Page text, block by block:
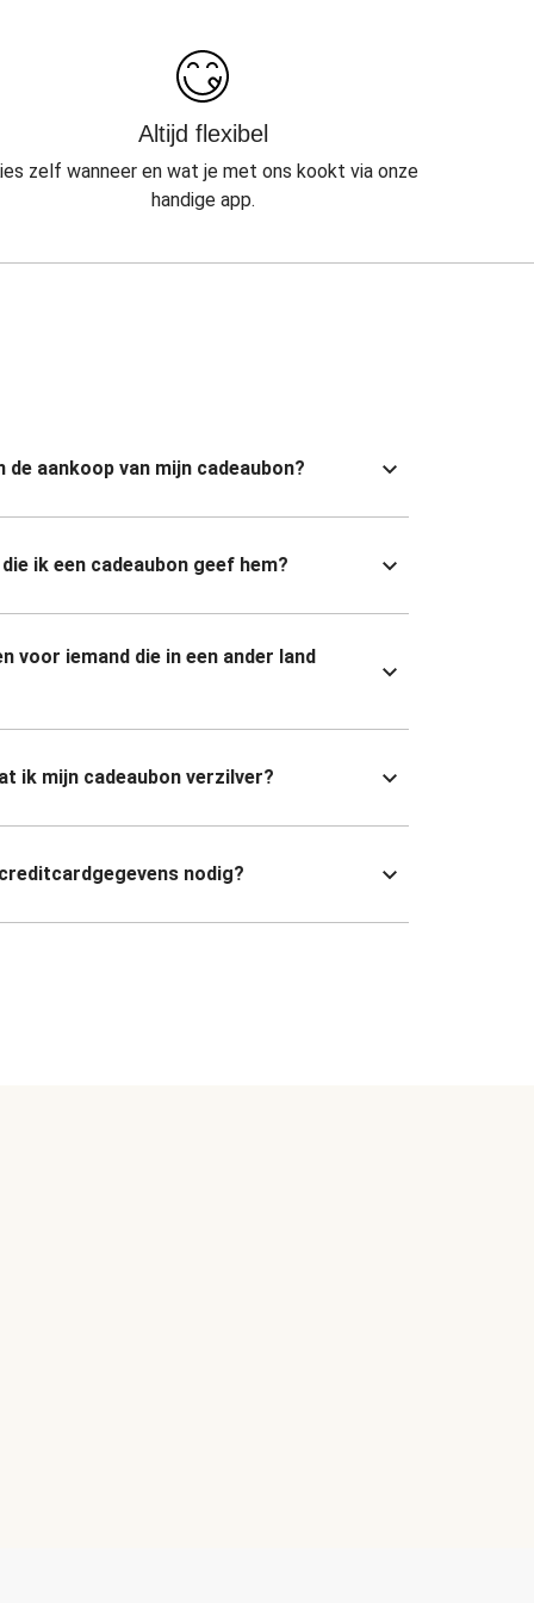
Altijd flexibel
zelf wanneer en wat je met ons kookt via onze
handige app.
aankoop van mijn cadeaubon?
ik een cadeaubon geef hem?
voor iemand die in een ander land
ik mijn cadeaubon verzilver?
nodig?